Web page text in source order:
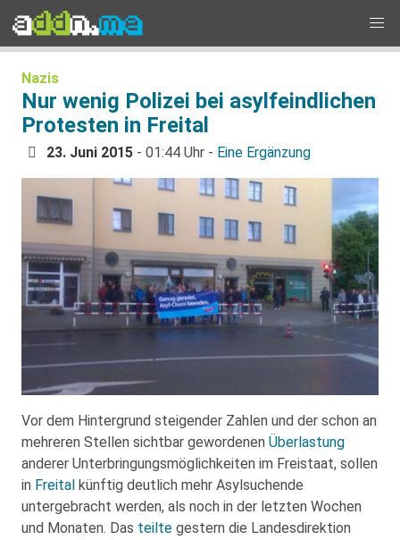
Nazis
Nur wenig Polizei bei asylfeindlichen
Protesten in Freital
23. Juni 2015 - 01:44 Uhr - Eine Ergänzung
Vor dem Hintergrund steigender Zahlen und der schon an
mehreren Stellen sichtbar gewordenen Überlastung
anderer Unterbringungsmöglichkeiten im Freistaat, sollen
in Freital künftig deutlich mehr Asylsuchende
untergebracht werden, als noch in der letzten Wochen
und Monaten. Das teilte gestern die Landesdirektion